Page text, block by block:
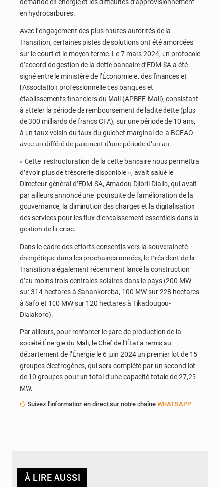
demande en énergie et les difficultés d’approvisionnement
en hydrocarbures.
Avec l’engagement des plus hautes autorités de la
Transition, certaines pistes de solutions ont été amorcées
sur le court et le moyen terme. Le 7 mars 2024, un protocole
d’accord de gestion de la dette bancaire d’EDM-SA a été
signé entre le ministère de l’Économie et des finances et
l’Association professionnelle des banques et
établissements financiers du Mali (APBEF-Mali), consistant
à atteler la période de remboursement de ladite dette (plus
de 300 milliards de francs CFA), sur une période de 10 ans,
à un taux voisin du taux du guichet marginal de la BCEAO,
avec un différé de paiement d’une période d’un an.
« Cette restructuration de la dette bancaire nous permettra
d’avoir plus de trésorerie disponible », avait salué le
Directeur général d’EDM-SA, Amadou Djibril Diallo, qui avait
par ailleurs annoncé une poursuite de l’amélioration de la
gouvernance, la diminution des charges et la digitalisation
des services pour les flux d’encaissement essentiels dans la
gestion de la crise.
Dans le cadre des efforts consentis vers la souveraineté
énergétique dans les prochaines années, le Président de la
Transition a également récemment lancé la construction
d’au moins trois centrales solaires dans le pays (200 MW
sur 314 hectares à Sanankoroba, 100 MW sur 228 hectares
à Safo et 100 MW sur 120 hectares à Tikadougou-
Dialakoro).
Par ailleurs, pour renforcer le parc de production de la
société Énergie du Mali, le Chef de l’État a remis au
département de l’Énergie le 6 juin 2024 un premier lot de 15
groupes électrogènes, qui sera complété par un second lot
de 10 groupes pour un total d’une capacité totale de 27,25
MW.
Suivez l'information en direct sur notre chaîne WHATSAPP
À LIRE AUSSI